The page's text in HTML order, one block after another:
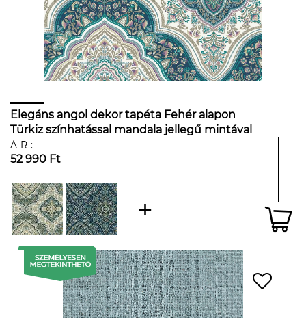
Elegáns angol dekor tapéta Fehér alapon
Türkiz színhatással mandala jellegű mintával
ÁR:
52 990 Ft